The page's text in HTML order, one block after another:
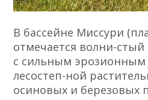
В бассейне Миссури
отмечается волни-
с сильным эрозионным
лесостеп-ной
осиновых и березовых